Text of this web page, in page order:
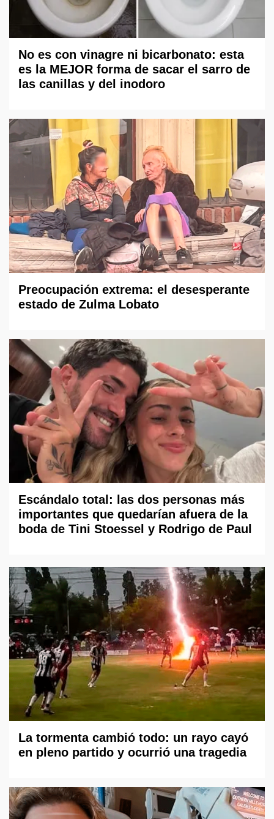
No es con vinagre ni bicarbonato: esta
es la MEJOR forma de sacar el sarro de
las canillas y del inodoro
Preocupación extrema: el desesperante
estado de Zulma Lobato
Escándalo total: las dos personas más
importantes que quedarían afuera de la
boda de Tini Stoessel y Rodrigo de Paul
La tormenta cambió todo: un rayo cayó
en pleno partido y ocurrió una tragedia